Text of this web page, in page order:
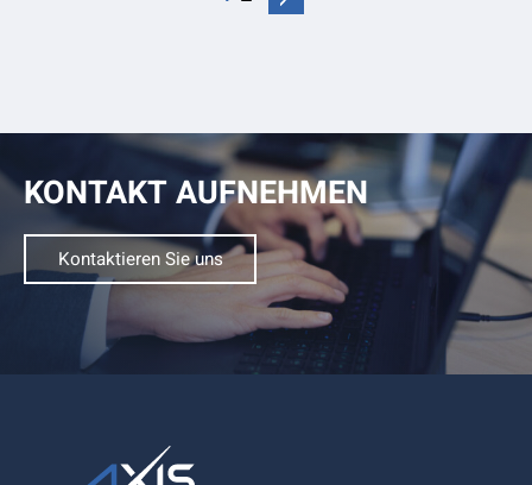
KONTAKT AUFNEHMEN
Kontaktieren Sie uns